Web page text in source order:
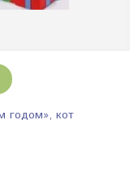
годом», кот